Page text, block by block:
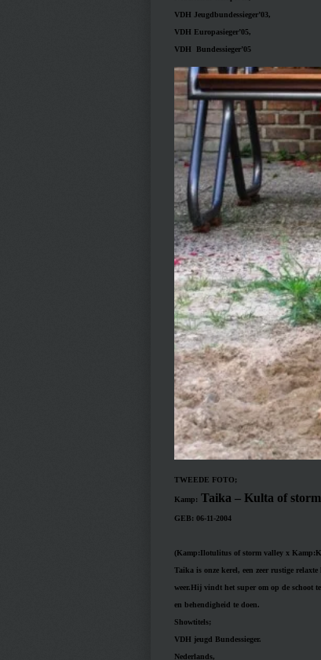
VDH Jeugdbundessieger’03,
VDH Europasieger’05,
VDH Bundessieger’05
TWEEDE FOTO;
Kamp: Taika – Kulta of
GEB: 06-11-2004
(Kamp:Ilotulitus of storm valley x
Taika is onze kerel, een zeer rustige
weer.Hij vindt het super om op de schoot
en behendigheid te doen.
Showtitels;
VDH jeugd Bundessieger.
Nederlands,